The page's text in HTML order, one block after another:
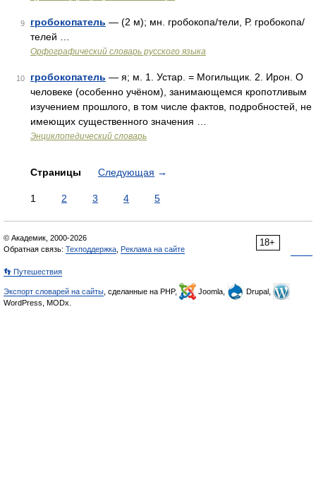
9 гробокопатель — (2 м); мн. гробокопа/тели, Р. гробокопа/
телей …
Орфографический словарь русского языка
10 гробокопатель — я; м. 1. Устар. = Могильщик. 2. Ирон. О
человеке (особенно учёном), занимающемся кропотливым
изучением прошлого, в том числе фактов, подробностей, не
имеющих существенного значения …
Энциклопедический словарь
Страницы Следующая →
1 2 3 4 5
18+
© Академик, 2000-2026
Обратная связь: Техподдержка Реклама на сайте
👣 Путешествия
Экспорт словарей на сайты , сделанные на PHP, Joomla,
Drupal,
WordPress, MODx.